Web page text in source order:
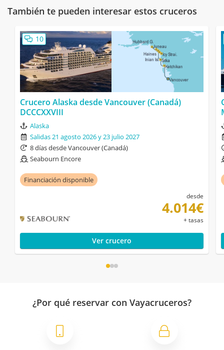
También te pueden interesar estos cruceros
10
Crucero Alaska desde Vancouver (Canadá)
DCCCXXVIII
Alaska
Salidas 21 agosto 2026 y 23 julio 2027
8 días desde Vancouver (Canadá)
Seabourn Encore
Financiación disponible
desde
4.014€
+ tasas
Ver crucero
¿Por qué reservar con Vayacruceros?